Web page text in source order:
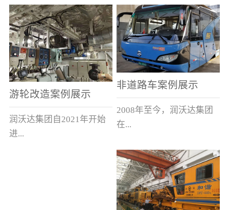
游轮改造案例展示
润沃达集团自2021年开始
进...
非道路车案例展示
2008年至今，润沃达集团
在...
中国累计升级改造非道路
运输车辆10000余辆，涵盖
了所有非道路车辆类型。